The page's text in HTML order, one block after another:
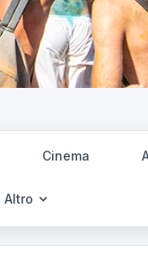
Cinema
Altro